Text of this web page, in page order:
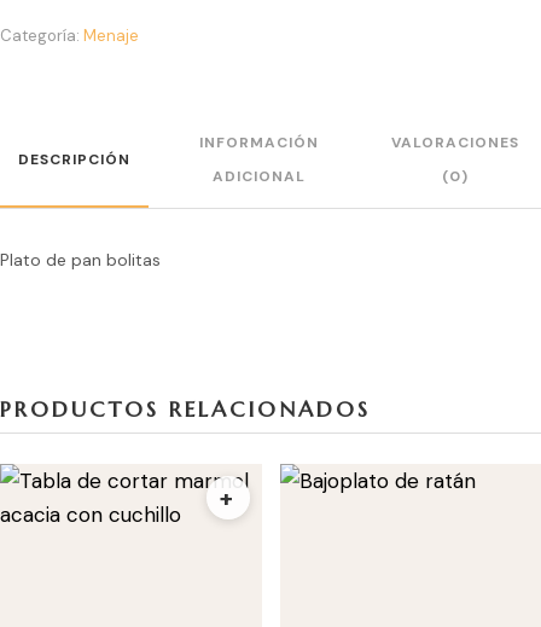
Categoría: Menaje
DESCRIPCIÓN
INFORMACIÓN
ADICIONAL
VALORACIONES
(0)
Plato de pan bolitas
PRODUCTOS RELACIONADOS
+